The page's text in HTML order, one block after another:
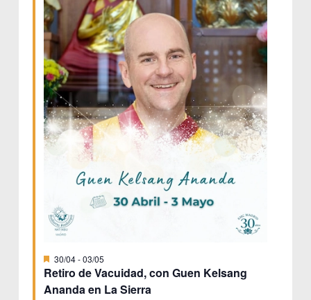
Retiro de Vacuidad, con Guen Kelsang
Ananda en La Sierra
Destacado
30/04-03/05